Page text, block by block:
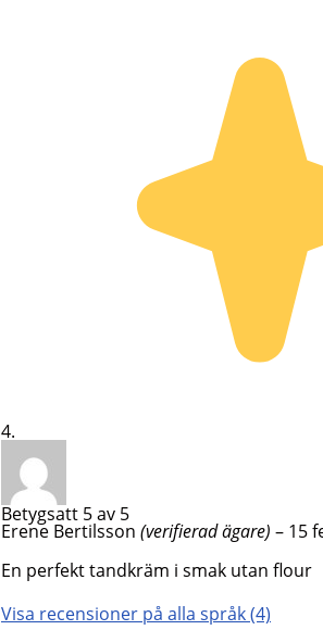
Betygsatt 5av 5
Erene Bertilsson (verifierad ägare) – 15
En perfekt tandkräm i smak utan flour
Visa recensioner på alla språk (4)